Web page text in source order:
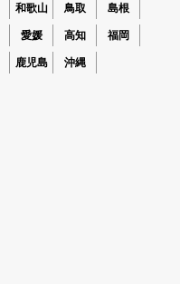
和歌山 鳥取 島根
愛媛 高知 福岡
鹿児島 沖縄